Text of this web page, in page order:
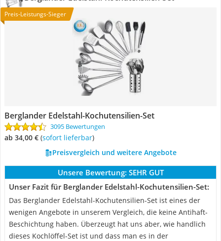
Preis-Leistungs-Sieger
Berglander Edelstahl-Kochutensilien-Set
3095 Bewertungen
ab 34,00 € ( Sofort lieferbar)
Preisvergleich und weitere Angebote
Unsere Bewertung: SEHR GUT
Unser Fazit für Berglander Edelstahl-Kochutensilien-Set:
Das Berglander Edelstahl-Kochutensilien-Set ist eines der
wenigen Angebote in unserem Vergleich, die keine Antihaft-
Beschichtung haben. Überzeugt hat uns aber, wie handlich
dieses Kochlöffel-Set ist und dass man es in der